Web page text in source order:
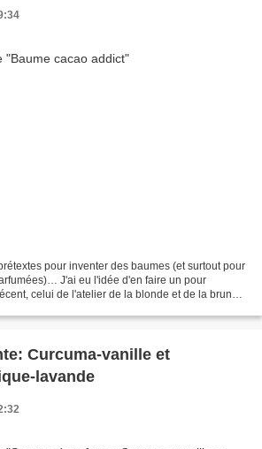
pour inventer des baumes (et surtout pour
J'ai eu l'idée d'en faire un pour
celui de l'atelier de la blonde et de la brune.
Curcuma-vanille et
lavande